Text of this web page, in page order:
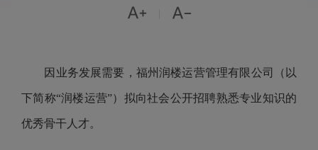
 
因业务发展需要，福州润楼运营管理有限公司（以
下简称“润楼运营”）拟向社会公开招聘熟悉专业知识的
优秀骨干人才。